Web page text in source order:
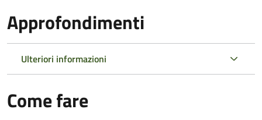
Approfondimenti
Ulteriori informazioni
Come fare